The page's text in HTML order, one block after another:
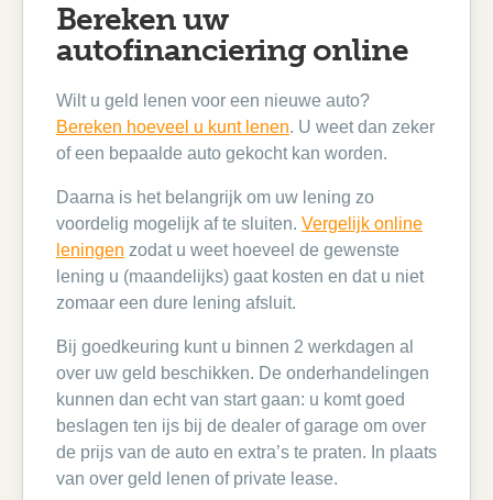
Bereken uw
autofinanciering online
Wilt u geld lenen voor een nieuwe auto?
Bereken hoeveel u kunt lenen. U weet dan zeker
of een bepaalde auto gekocht kan worden.
Daarna is het belangrijk om uw lening zo
voordelig mogelijk af te sluiten. Vergelijk online
leningen zodat u weet hoeveel de gewenste
lening u (maandelijks) gaat kosten en dat u niet
zomaar een dure lening afsluit.
Bij goedkeuring kunt u binnen 2 werkdagen al
over uw geld beschikken. De onderhandelingen
kunnen dan echt van start gaan: u komt goed
beslagen ten ijs bij de dealer of garage om over
de prijs van de auto en extra’s te praten. In plaats
van over geld lenen of private lease.